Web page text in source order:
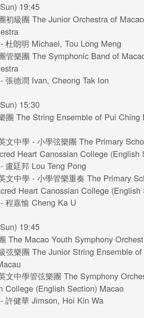
19:45
初級團 The Junior Orchestra of
杜朗明 Michael, Tou Long Meng
管樂團 The Symphonic Band of
張德潤 Ivan, Cheong Tak Ion
15:30
團 The String Ensemble of Pui Ching
文中學 - 小學弦樂團 The Primary
Heart Canossian College (English
盧廷邦 Lou Teng Pong
文中學 - 小學管樂重奏 The Primary
Heart Canossian College
程嘉愉 Cheng Ka U
19:45
The Macao Youth Symphony
弦樂團 The Junior String Ensemble
文中學管弦樂團 The Symphony
College (English Section) Macao
許健華 Jimson, Hoi Kin Wa